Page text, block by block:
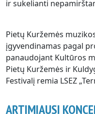
ir sukelianti
Pietų Kuržemės
įgyvendinamas pagal
panaudojant Kultūros
Pietų Kuržemės ir
Festivalį remia LSEZ
ARTIMIAUSI